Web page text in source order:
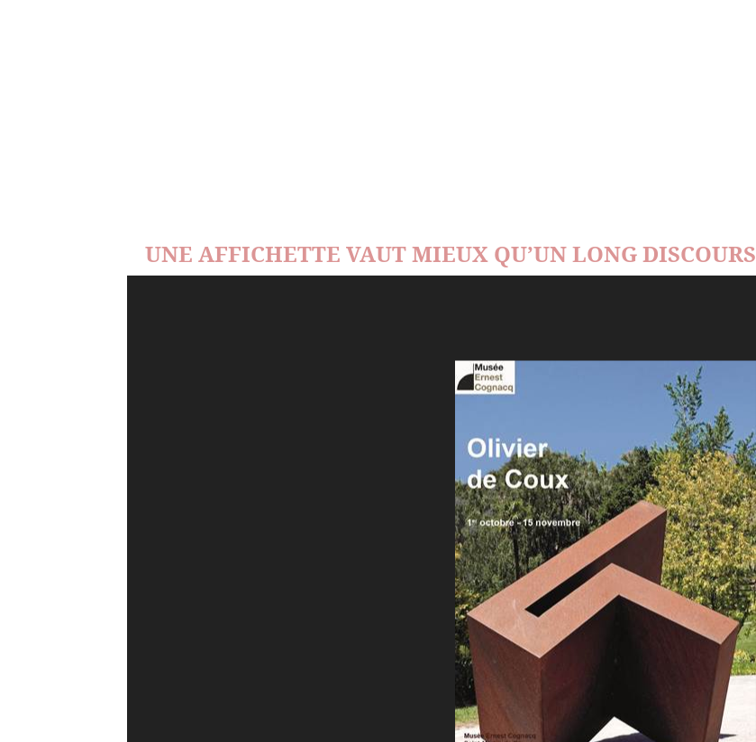
UNE AFFICHETTE VAUT MIEUX QU’UN LONG DISCOURS